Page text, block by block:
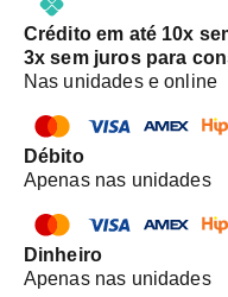
Crédito em até 10x
3x sem juros para
Nas unidades e online
Débito
Apenas nas unidades
Dinheiro
Apenas nas unidades